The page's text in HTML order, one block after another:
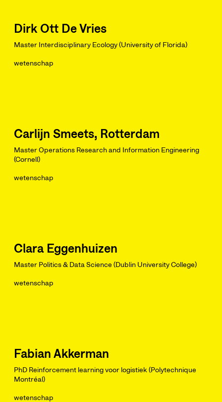
Dirk Ott De Vries
Master Interdisciplinary Ecology (University of Florida)
wetenschap
Carlijn Smeets, Rotterdam
Master Operations Research and Information Engineering
(Cornell)
wetenschap
Clara Eggenhuizen
Master Politics & Data Science (Dublin University College)
wetenschap
Fabian Akkerman
PhD Reinforcement learning voor logistiek (Polytechnique
Montréal)
wetenschap